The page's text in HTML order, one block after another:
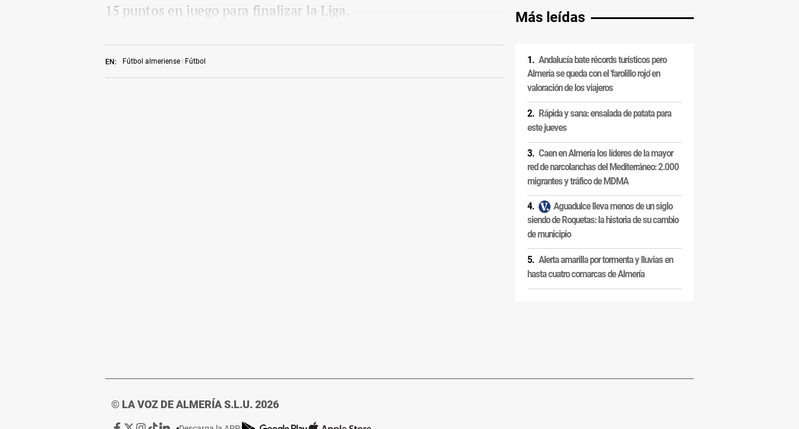
EN: Fútbol almeriense Fútbol
15 puntos en juego para finalizar la Liga.
Más leídas
Andalucía bate récords turísticos pero
Almería se queda con el 'farolillo rojo' en
valoración de los viajeros
Rápida y sana: ensalada de patata para
este jueves
Caen en Almería los líderes de la mayor
red de narcolanchas del Mediterráneo: 2.000
migrantes y tráfico de MDMA
Aguadulce lleva menos de un siglo
siendo de Roquetas: la historia de su cambio
de municipio
Alerta amarilla por tormenta y lluvias en
hasta cuatro comarcas de Almería
© LA VOZ DE ALMERÍA S.L.U. 2026